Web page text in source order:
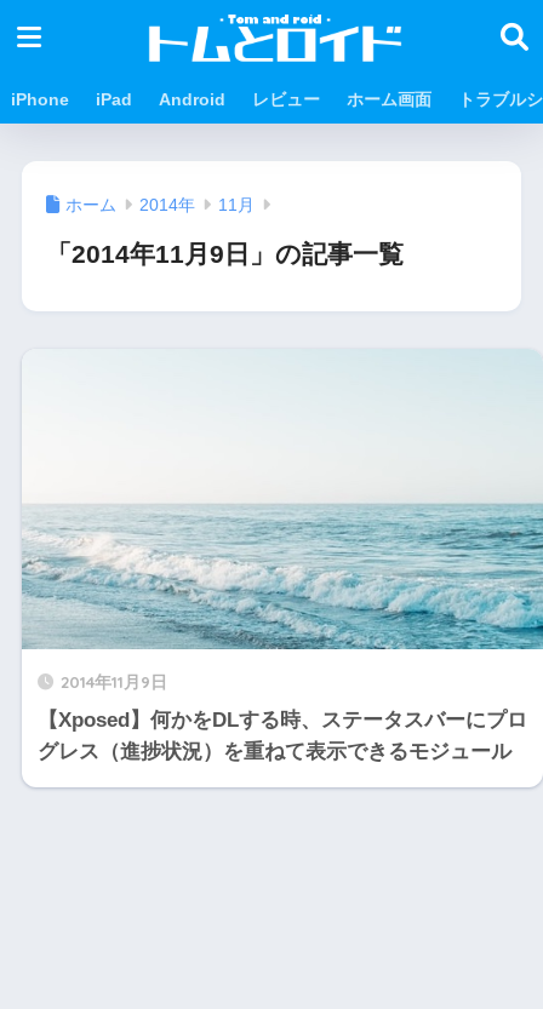
iPhone iPad Android レビュー ホーム画面 トラブル
ホーム 2014年 11月
「2014年11月9日」の記事一覧
2014年11月9日
【Xposed】何かをDLする時、ステータスバーにプロ
グレス（進捗状況）を重ねて表示できるモジュール